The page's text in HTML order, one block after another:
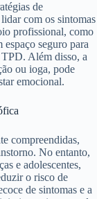
de
com os sintomas
profissional, como
seguro para
TPD. Além disso, a
ou ioga, pode
emocional.
compreendidas,
No entanto,
e adolescentes,
o risco de
de sintomas e a